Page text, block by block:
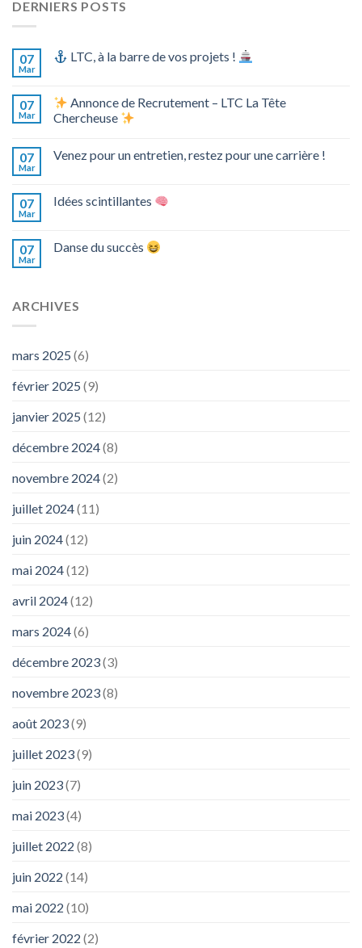
DERNIERS POSTS
07
Mar
LTC, à la barre de vos projets !
07
Mar
Annonce de Recrutement – LTC La Tête
Chercheuse
07
Mar
Venez pour un entretien, restez pour une carrière !
07
Mar
Idées scintillantes
07
Mar
Danse du succès
ARCHIVES
mars 2025 (6)
février 2025 (9)
janvier 2025 (12)
décembre 2024(8)
novembre 2024(2)
juillet 2024(11)
juin 2024(12)
mai 2024(12)
avril 2024(12)
mars 2024(6)
décembre 2023(3)
novembre 2023(8)
août 2023(9)
juillet 2023(9)
juin 2023(7)
mai 2023(4)
juillet 2022 (8)
juin 2022 (14)
mai 2022 (10)
février 2022 (2)